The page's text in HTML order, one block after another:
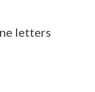
letters